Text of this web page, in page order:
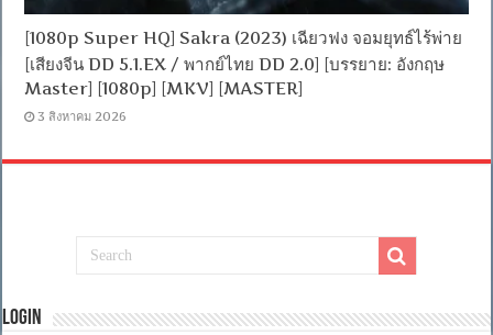
[1080p Super HQ] Sakra (2023) เฉียวฟง จอมยุทธ์ไร้พ่าย
[เสียงจีน DD 5.1.EX / พากย์ไทย DD 2.0] [บรรยาย: อังกฤษ
Master] [1080p] [MKV] [MASTER]
3 สิงหาคม 2026
Login